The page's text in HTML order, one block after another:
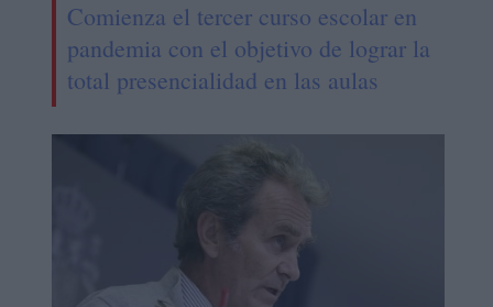
Comienza el tercer curso escolar en
pandemia con el objetivo de lograr la
total presencialidad en las aulas